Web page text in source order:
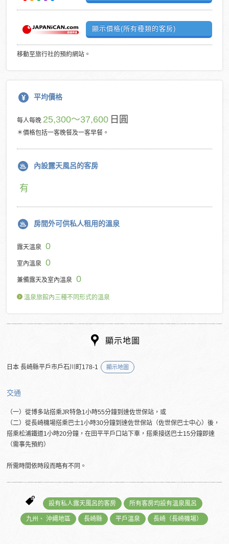
顯示價格(所有種類的客房)
移動至旅行社的預約網站。
平均價格
每人每晚 25,300～37,600 日圓
＊價格包括一客晚餐及一客早餐。
內設露天風呂的客房
有
房間外可供私人租用的溫泉
露天溫泉 0
室內溫泉 0
兼備露天及室內溫泉 0
溫泉旅館內三種不同形式的溫泉
顯示地圖
日本 長崎縣平戶市戶石川町178-1 顯示地圖
交通
（一）從博多站搭乘JR特急1小時55分鐘到達佐世保站，或
（二）從長崎機場搭乘巴士1小時30分鐘到達佐世保站（佐世保巴士中心）後，
搭乘松浦鐵道1小時20分鐘，在田平平戶口站下車，搭乘接送巴士15分鐘即達
（需事先預約）
所需時間依時段而略有不同。
設有私人露天風呂的客房 所有客房均設有溫泉風呂
九州、 沖繩地區 長崎縣 平戶溫泉 長崎（長崎機場）